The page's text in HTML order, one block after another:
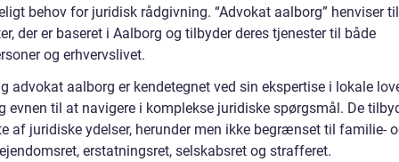
behov for juridisk rådgivning. “Advokat aalborg” henviser til
der er baseret i Aalborg og tilbyder deres tjenester til både
og erhvervslivet.
advokat aalborg er kendetegnet ved sin ekspertise i lokale
evnen til at navigere i komplekse juridiske spørgsmål. De
af juridiske ydelser, herunder men ikke begrænset til familie-
erstatningsret, selskabsret og strafferet.